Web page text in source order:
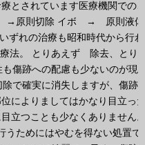
とされています医療機関での
→原則切除 イボ → 原則液体
ずれの治療も昭和時代から行わ
法。 とりあえず 除去、とり
傷跡への配慮も少ないのが現
で確実に消失しますが、傷跡
によりましてはかなり目立っ
立つことも少なくありません
うためにはやむを得ない処置で